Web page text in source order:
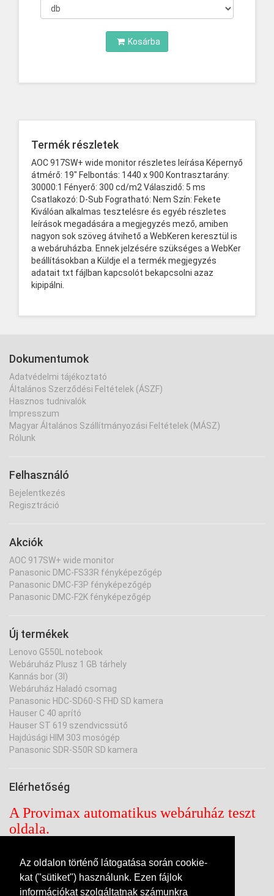
Az oldalon történő látogatása során cookie-
kat ("sütiket") használunk. Ezen fájlok
információkat szolgáltatnak számunkra
Kosárba
Termék részletek
AOC 917SW+ wide monitor részletes leírása Képernyő
átmérő: 19" Felbontás: 1440 x 900 Kontrasztarány:
30000:1 Fényerő: 300 cd/m2 Válaszidő: 5 ms
Csatlakozó: D-Sub Fogratható: Nem Szín: Fekete
Kiválóan alkalmas tesztelésre és egyéb részletes
leírások megadására a megjegyzés mező, amiben
nagyon sok szöveg átvihető a WebKeren keresztül is
a webáruházba. Ennek jelzésére szükséges a WebKer
beállításokban a Küldje el a termék megjegyzés
adatait txt fájlban kapcsolót bekapcsolni azaz
kipipálni.
Dokumentumok
Adatvédelmi tájékoztató
Általános Szerződési Feltételek (ÁSZF)
Hasznos tudnivalók
Impresszum
Magyar Általános Szállítmányozási Feltételek (MÁSZ)
Rólunk
Felhasználó
Bejelentkezés
Regisztráció
Akciók
AOC 917SW+ wide monitor
Panasonic DMC-FS33R fényképezőgép
Panasonic DMC-F3P fényképezőgép
Panasonic DMC-F2K fényképezőgép
Új termékek
Lenovo G550L notebook
Webáruház Plusz 1 GB tárhely
Kannás bor (3l)
Webáruház Haladó csomag
Panasonic HDC-SD60-S FHD SD kamera
Hauser C 40 aprító
Hauser ST 619 szendvicssütő
Hajdúsági HIM 303 mosógép
Panasonic SDR-S50R SD kamera
Elérhetőség
A Provimax automatikus webáruház teszt
oldala.
kiszállítva!
PROVIMAX Kft. - DEMO